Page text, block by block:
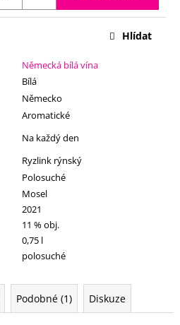
Německá bílá vína
Bílá
Německo
Aromatické
Na každý den
Ryzlink rýnský
Polosuché
Mosel
2021
11 % obj.
0,75 l
polosuché
Hlídat
Podobné (1) Diskuze